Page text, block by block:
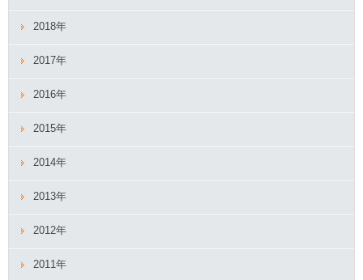
2018年
2017年
2016年
2015年
2014年
2013年
2012年
2011年